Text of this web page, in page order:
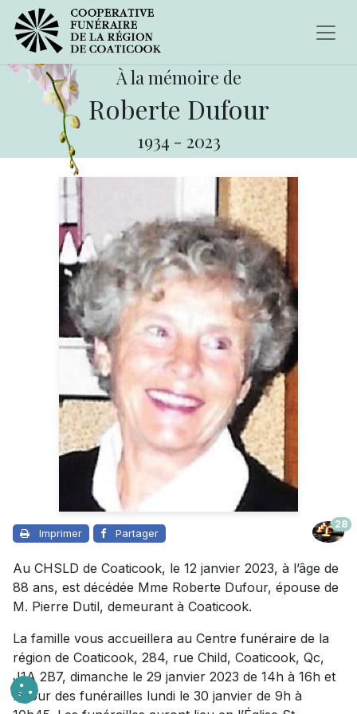
À la mémoire de
Roberte Dufour
1934 - 2023
Imprimer Partager
28
Au CHSLD de Coaticook, le 12 janvier 2023, à l’âge de
88 ans, est décédée Mme Roberte Dufour, épouse de
M. Pierre Dutil, demeurant à Coaticook.
La famille vous accueillera au Centre funéraire de la
région de Coaticook, 284, rue Child, Coaticook, Qc,
J1A 2B7, dimanche le 29 janvier 2023 de 14h à 16h et
le jour des funérailles lundi le 30 janvier de 9h à